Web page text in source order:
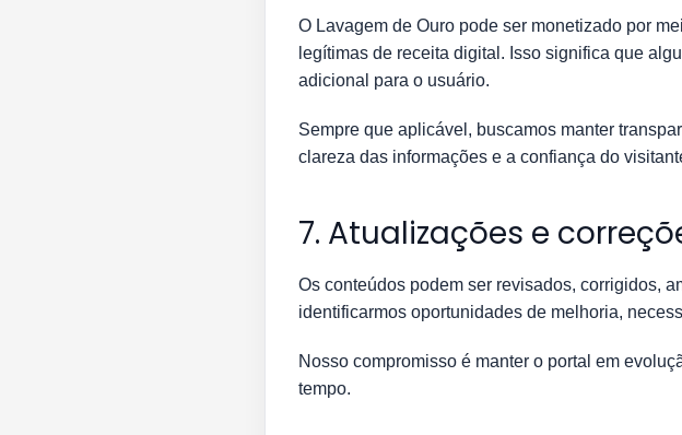
O Lavagem de Ouro pode ser monetizado por
legítimas de receita digital. Isso significa que
adicional para o usuário.
Sempre que aplicável, buscamos manter
clareza das informações e a confiança do
7. Atualizações e
Os conteúdos podem ser revisados, corrigidos,
identificarmos oportunidades de melhoria,
Nosso compromisso é manter o portal em
tempo.